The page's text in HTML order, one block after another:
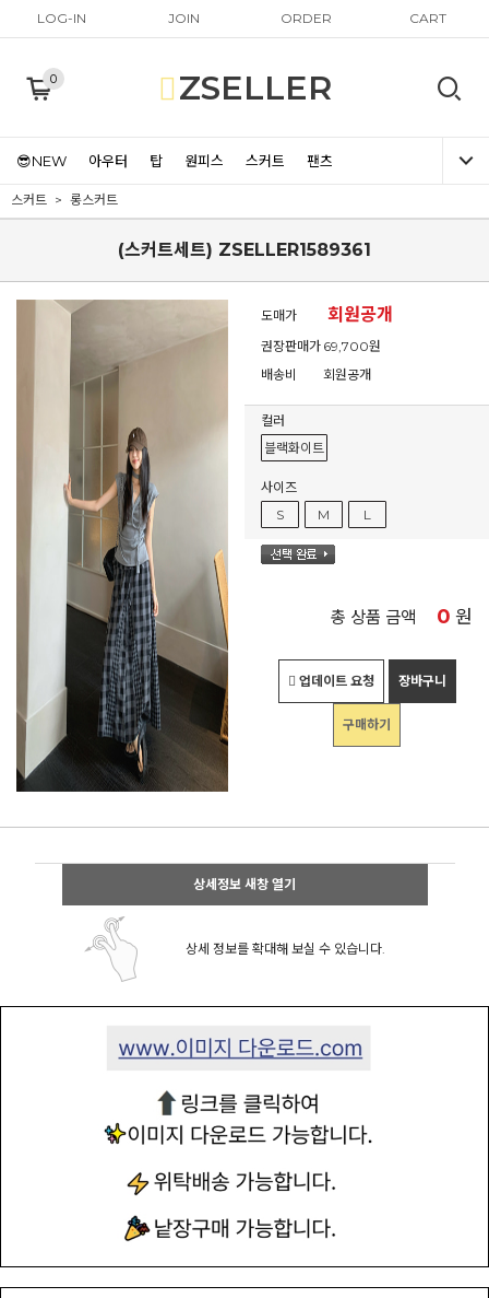
LOG-IN JOIN ORDER CART
0 ZSELLER
😎NEW 아우터 탑 원피스 스커트 팬츠
스커트 롱스커트
(스커트세트) ZSELLER1589361
도매가 회원공개
권장판매가 69,700원
배송비
회원공개
컬러
블랙화이트
사이즈
S
M L
총 상품 금액 0 원
업데이트 요청 장바구니
구매하기
상세정보 새창 열기
상세 정보를 확대해 보실 수 있습니다.